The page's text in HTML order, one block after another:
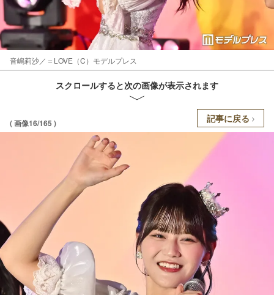
音嶋莉沙／＝LOVE（C）モデルプレス
スクロールすると次の画像が表示されます
( 画像16/165 ) 記事に戻る